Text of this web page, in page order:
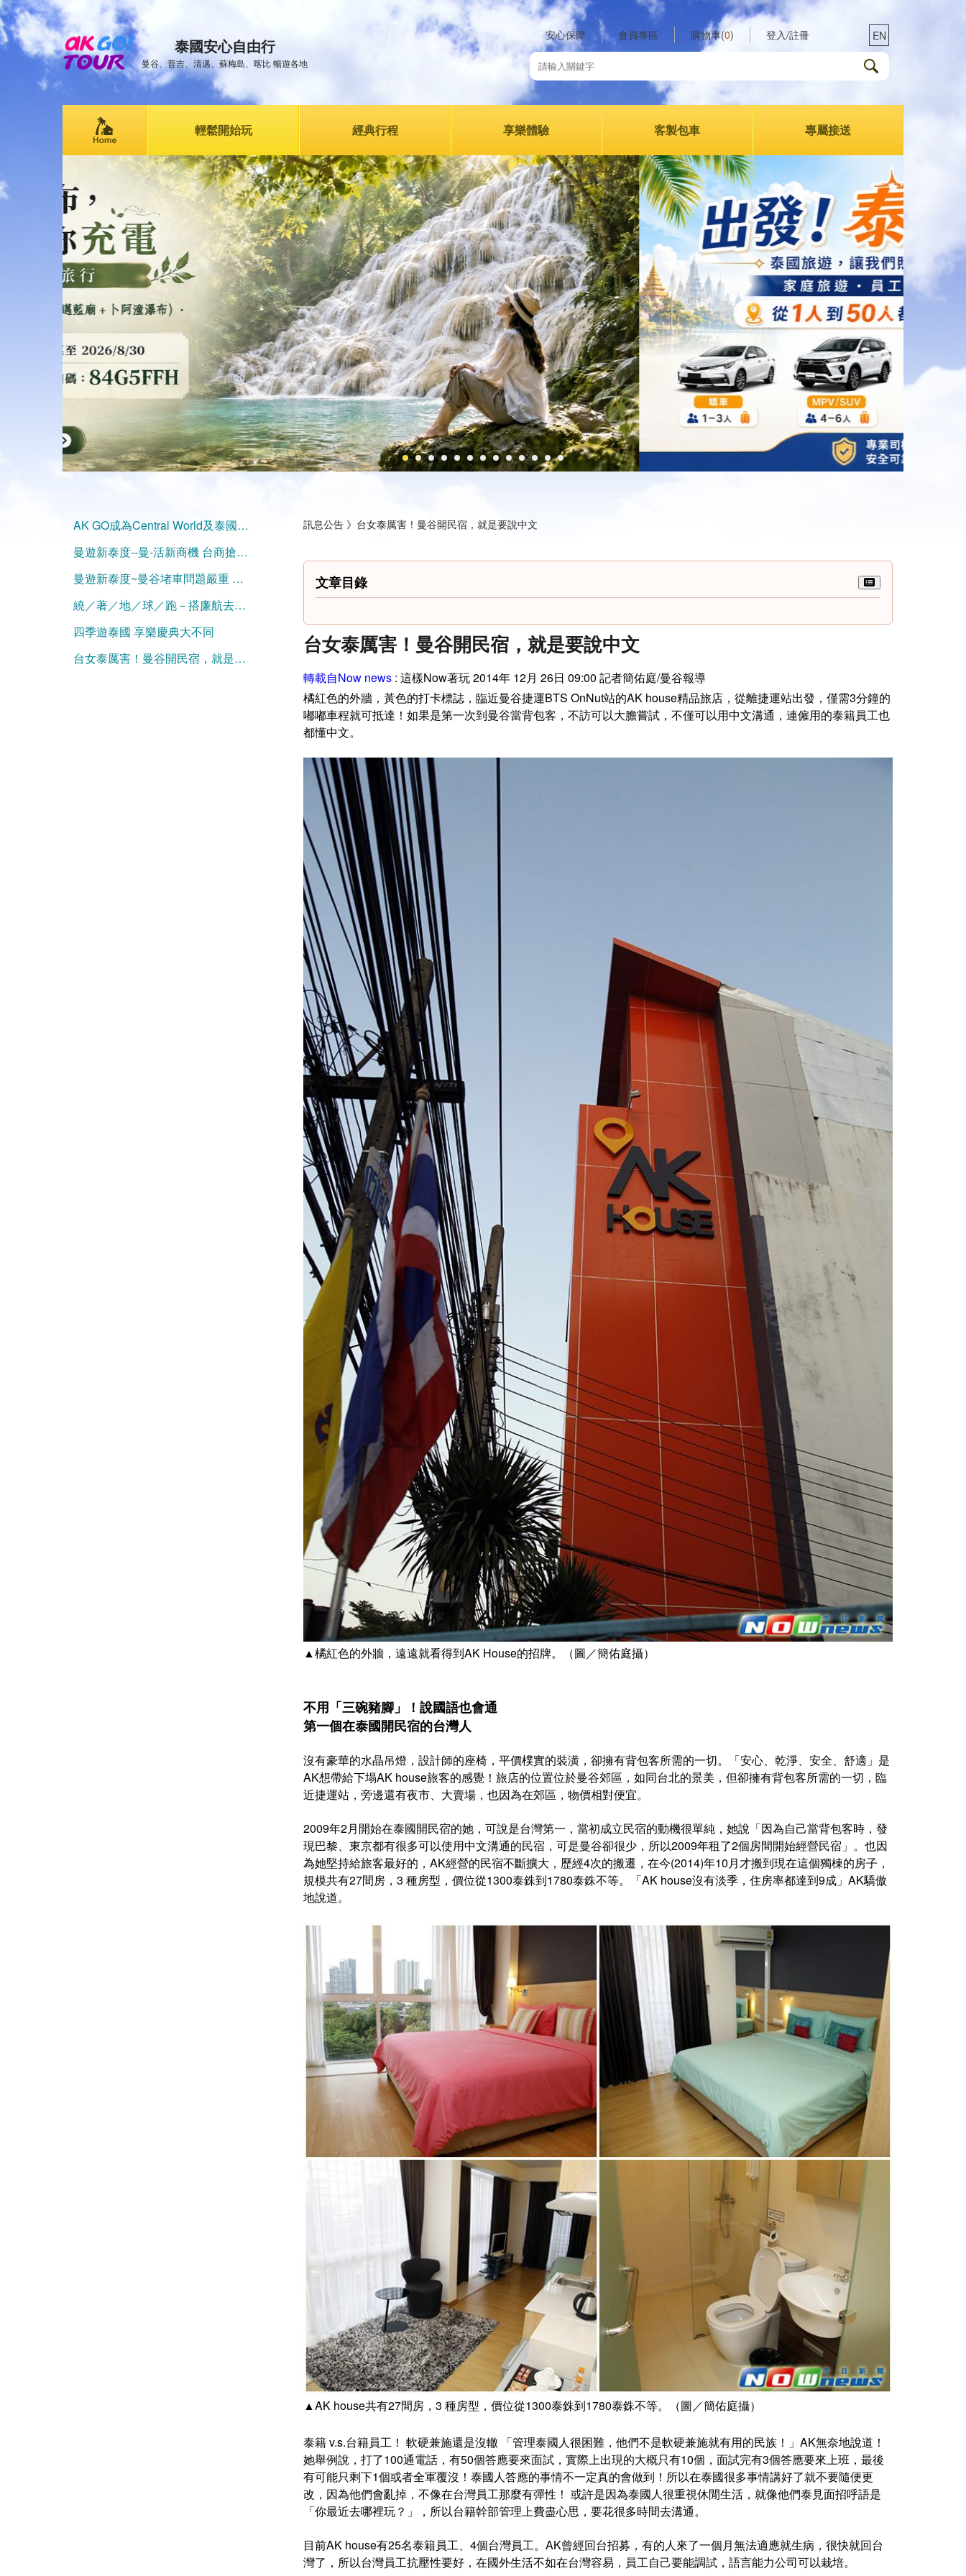
泰國安心自由行
曼谷、普吉、清邁、蘇梅島、喀比 暢遊各地
安心保障 會員專區 購物車(0) 登入/註冊 EN
輕鬆開始玩 經典行程 享樂體驗 客製包車 專屬接送
訊息公告 》 台女泰厲害！曼谷開民宿，就是要說中文
文章目錄
台女泰厲害！曼谷開民宿，就是要說中文
轉載自Now news : 這樣Now著玩 2014年 12月 26日 09:00 記者簡佑庭/曼谷報導
橘紅色的外牆，黃色的打卡標誌，臨近曼谷捷運BTS OnNut站的AK house精品旅店，從離捷運站出發，僅需3分鐘的
嘟嘟車程就可抵達！如果是第一次到曼谷當背包客，不訪可以大膽嘗試，不僅可以用中文溝通，連僱用的泰籍員工也
都懂中文。
▲橘紅色的外牆，遠遠就看得到AK House的招牌。（圖／簡佑庭攝）
不用「三碗豬腳」！說國語也會通
第一個在泰國開民宿的台灣人
沒有豪華的水晶吊燈，設計師的座椅，平價樸實的裝潢，卻擁有背包客所需的一切。「安心、乾淨、安全、舒適」是
AK想帶給下塌AK house旅客的感覺！旅店的位置位於曼谷郊區，如同台北的景美，但卻擁有背包客所需的一切，臨
近捷運站，旁邊還有夜市、大賣場，也因為在郊區，物價相對便宜。
2009年2月開始在泰國開民宿的她，可說是台灣第一，當初成立民宿的動機很單純，她說「因為自己當背包客時，發
現巴黎、東京都有很多可以使用中文溝通的民宿，可是曼谷卻很少，所以2009年租了2個房間開始經營民宿」。也因
為她堅持給旅客最好的，AK經營的民宿不斷擴大，歷經4次的搬遷，在今(2014)年10月才搬到現在這個獨棟的房子，
規模共有27間房，3 種房型，價位從1300泰銖到1780泰銖不等。「AK house沒有淡季，住房率都達到9成」AK驕傲
地說道。
▲AK house共有27間房，3 種房型，價位從1300泰銖到1780泰銖不等。（圖／簡佑庭攝）
泰籍 v.s.台籍員工！ 軟硬兼施還是沒轍 「管理泰國人很困難，他們不是軟硬兼施就有用的民族！」AK無奈地說道！
她舉例說，打了100通電話，有50個答應要來面試，實際上出現的大概只有10個，面試完有3個答應要來上班，最後
有可能只剩下1個或者全軍覆沒！泰國人答應的事情不一定真的會做到！所以在泰國很多事情講好了就不要隨便更
改，因為他們會亂掉，不像在台灣員工那麼有彈性！ 或許是因為泰國人很重視休閒生活，就像他們泰見面招呼語是
「你最近去哪裡玩？」，所以台籍幹部管理上費盡心思，要花很多時間去溝通。
目前AK house有25名泰籍員工、4個台灣員工。AK曾經回台招募，有的人來了一個月無法適應就生病，很快就回台
灣了，所以台灣員工抗壓性要好，在國外生活不如在台灣容易，員工自己要能調試，語言能力公司可以栽培。
AK GO成為Central World及泰國觀光局合作夥伴
曼遊新泰度--曼-活新商機 台商搶進開民宿! │中視新聞專題20150318
曼遊新泰度~曼谷堵車問題嚴重 水上捷運連貫東西 │中視新聞專題 20150320
繞／著／地／球／跑－搭廉航去曼谷精打細算泰好玩
四季遊泰國 享樂慶典大不同
台女泰厲害！曼谷開民宿，就是要說中文